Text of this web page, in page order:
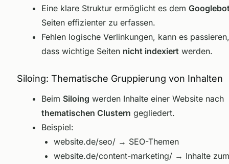
Eine klare Struktur ermöglicht es dem
Seiten effizienter zu erfassen.
Fehlen logische Verlinkungen, kann es passieren,
dass wichtige Seiten nicht indexiert werden.
Siloing: Thematische Gruppierung von Inhalten
Beim Siloing werden Inhalte einer Website nach
thematischen Clustern gegliedert.
Beispiel:
website.de/seo/→ SEO-Themen
website.de/content-marketing/→ Inhalte zum